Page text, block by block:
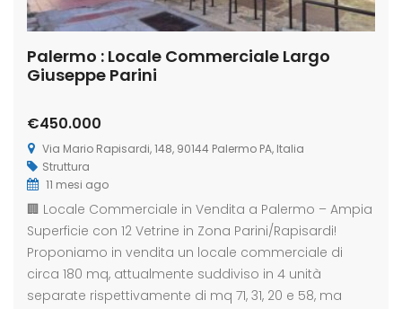
Palermo : Locale Commerciale Largo
Giuseppe Parini
€450.000
Via Mario Rapisardi, 148, 90144 Palermo PA, Italia
Struttura
11 mesi ago
🏢 Locale Commerciale in Vendita a Palermo – Ampia
Superficie con 12 Vetrine in Zona Parini/Rapisardi!
Proponiamo in vendita un locale commerciale di
circa 180 mq, attualmente suddiviso in 4 unità
separate rispettivamente di mq 71, 31, 20 e 58, ma